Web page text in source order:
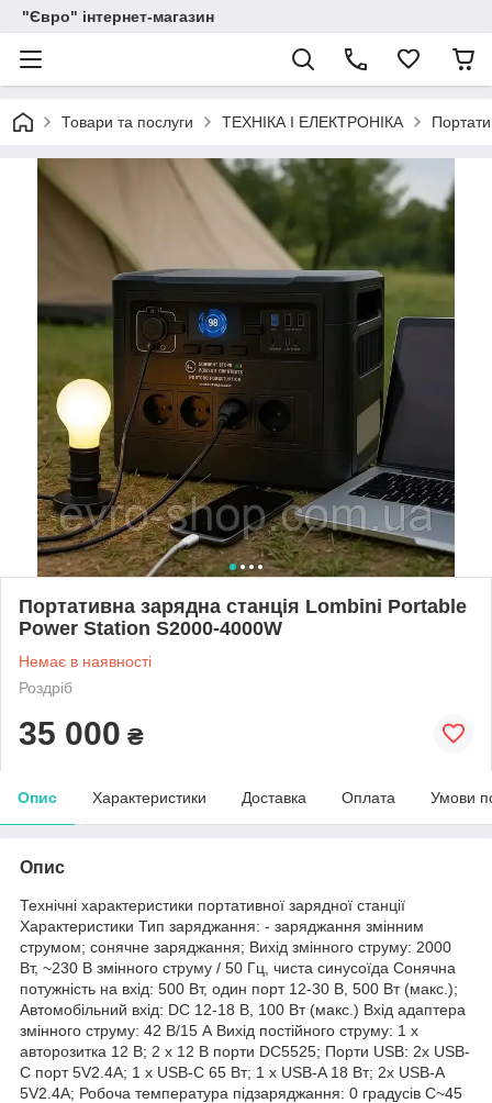
"Євро" інтернет-магазин
Товари та послуги ТЕХНІКА І ЕЛЕКТРОНІКА
Портативна зарядна станція Lombini Portable
Power Station S2000-4000W
Немає в наявності
Роздріб
35 000 ₴
Опис Характеристики Доставка Оплата Умови
Опис
Технічні характеристики портативної зарядної станції
Характеристики Тип заряджання: - заряджання змінним
струмом; сонячне заряджання; Вихід змінного струму: 2000
Вт, ~230 В змінного струму / 50 Гц, чиста синусоїда Сонячна
потужність на вхід: 500 Вт, один порт 12-30 В, 500 Вт (макс.);
Автомобільний вхід: DC 12-18 В, 100 Вт (макс.) Вхід адаптера
змінного струму: 42 В/15 А Вихід постійного струму: 1 x
авторозитка 12 В; 2 x 12 В порти DC5525; Порти USB: 2x USB-
C порт 5V2.4A; 1 x USB-C 65 Вт; 1 x USB-A 18 Вт; 2x USB-A
5V2.4A; Робоча температура підзаряджання: 0 градусів C~45